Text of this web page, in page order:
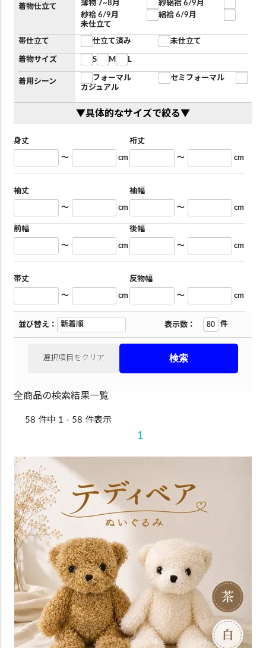
着物仕立て
薄物 7~8月
紗絽袷 6/9月
紗袷 6/9月
絽袷 6/9月
未仕立て
帯仕立て 仕立て済み 未仕立て
着物サイズ S M L
着用シーン フォーマル
セミフォーマル
カジュアル
▼具体的なサイズで絞る▼
身丈
～ cm
裄丈
～ cm
袖丈
～ cm
袖幅
～ cm
前幅
～ cm
後幅
～ cm
帯丈
～ cm
反物幅
～ cm
並び替え： 表示数： 件
選択項目をクリア
全商品の検索結果一覧
58 件中 1 - 58 件表示
1